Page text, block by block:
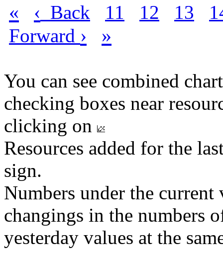
« ‹ Back 11 12 13
Forward › »
You can see combined
checking boxes near
clicking on
Resources added for the
sign.
Numbers under the
changings in the numbers
yesterday values at the